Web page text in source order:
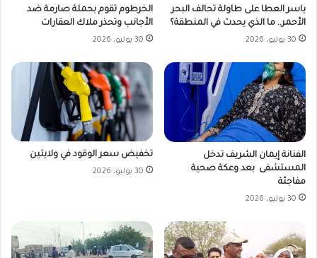
ياسر العطا على طاولة تحالف البحر
الأحمر.. ما الذي يحدث في المنطقة؟
30 يوليو، 2026
الخرطوم تقوم بحملة صارمة ضد
الأجانب وتحذر ملاك العقارات
30 يوليو، 2026
الفنانة إيمان الشريف تدخل
المستشفى بعد وعكة صحية
مفاجئة
30 يوليو، 2026
تخفيض سعر الوقود في ولايتين
30 يوليو، 2026